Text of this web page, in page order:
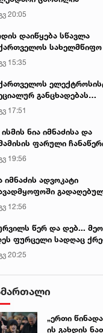
20:05
დაიწყება სწავლა
უნივერსიტეტებში
15:35
განცხადებას
17:51
ნია იმნაძისა და
ფარული
ავალიანის
19:56
იმნაძის ადვოკატი
ავრცელებს
12:56
წერ და დებ...
ფურცელი სადღაც
სურვილი სრულდება...“ -
ტაძარი
20:25
„ერთი
ის გახდის